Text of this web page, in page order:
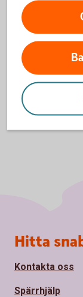
God Jul och
Staffan
Sidfot
Hitta
Kontakta oss
Spärrhjälp